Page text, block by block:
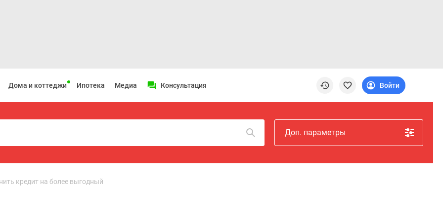
Дома и коттеджи Ипотека Медиа Консультация Войти
Доп. параметры
кредит на более выгодный